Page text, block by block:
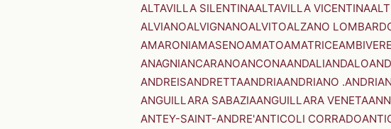
ALTAVILLA SILENTINAALTAVILLA VICENTINA
ALVIANOALVIGNANOALVITOALZANO
AMARONIAMASENOAMATOAMATRICEAMBIVERE
ANAGNIANCARANOANCONAANDALIANDALO
ANDREISANDRETTAANDRIAANDRIANO
ANGUILLARA SABAZIAANGUILLARA VENETA
ANTEY-SAINT-ANDRE'ANTICOLI CORRADO